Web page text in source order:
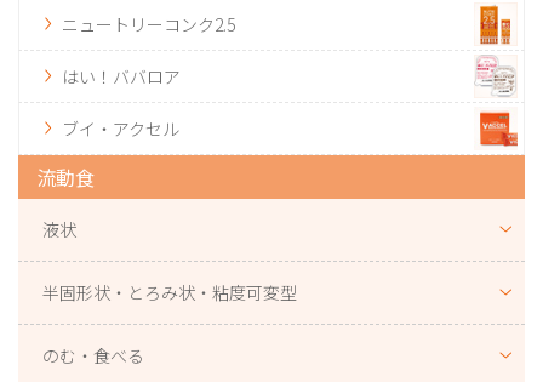
ニュートリーコンク2.5
はい！ババロア
ブイ・アクセル
流動食
液状
半固形状・とろみ状・粘度可変型
のむ・食べる